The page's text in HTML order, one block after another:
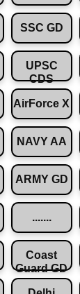
SSC GD
UPSC
CDS
AirForce X
NAVY AA
ARMY GD
.......
Coast
Guard GD